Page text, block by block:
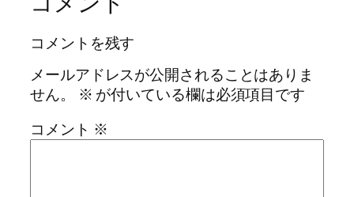
コメントを残す
メールアドレスが公開されることはありま
せん。
※ が付いている欄は必須項目です
コメント ※